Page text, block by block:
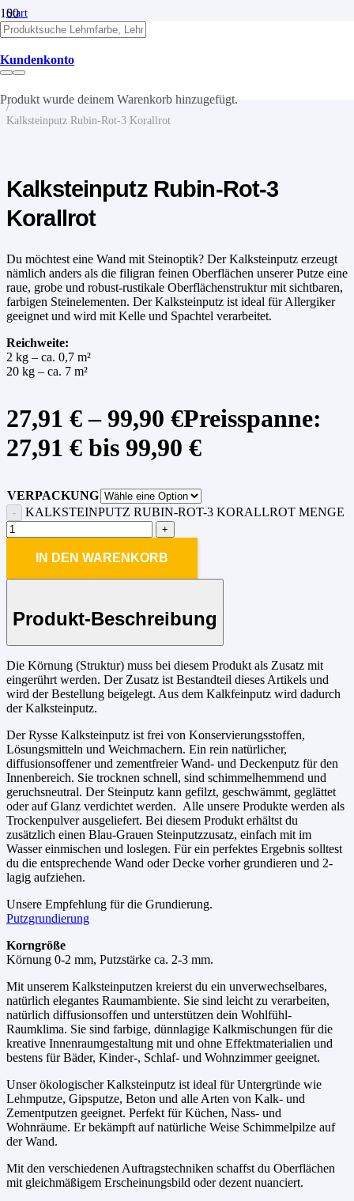
Kundenkonto
Produkt wurde deinem Warenkorb hinzugefügt.
Start
/
Kalk
/
Kalkputze
Kalksteinputz
/
Kalksteinputz Rubin-Rot-3 Korallrot
Kalksteinputz Rubin-Rot-3
Korallrot
Du möchtest eine Wand mit Steinoptik? Der Kalksteinputz erzeugt
nämlich anders als die filigran feinen Oberflächen unserer Putze eine
raue, grobe und robust-rustikale Oberflächenstruktur mit sichtbaren,
farbigen Steinelementen. Der Kalksteinputz ist ideal für Allergiker
geeignet und wird mit Kelle und Spachtel verarbeitet.
Reichweite:
2 kg – ca. 0,7 m²
20 kg – ca. 7 m²
27,91 € –99,90 €Preisspanne:
27,91 € bis 99,90 €
VERPACKUNG
KALKSTEINPUTZ RUBIN-ROT-3 KORALLROT MENGE
IN DEN WARENKORB
Produkt-Beschreibung
Die Körnung (Struktur) muss bei diesem Produkt als Zusatz mit
eingerührt werden. Der Zusatz ist Bestandteil dieses Artikels und
wird der Bestellung beigelegt. Aus dem Kalkfeinputz wird dadurch
der Kalksteinputz.
Der Rysse Kalksteinputz ist frei von Konservierungsstoffen,
Lösungsmitteln und Weichmachern. Ein rein natürlicher,
diffusionsoffener und zementfreier Wand- und Deckenputz für den
Innenbereich. Sie trocknen schnell, sind schimmelhemmend und
geruchsneutral. Der Steinputz kann gefilzt, geschwämmt, geglättet
oder auf Glanz verdichtet werden. Alle unsere Produkte werden als
Trockenpulver ausgeliefert. Bei diesem Produkt erhältst du
zusätzlich einen Blau-Grauen Steinputzzusatz, einfach mit im
Wasser einmischen und loslegen. Für ein perfektes Ergebnis solltest
du die entsprechende Wand oder Decke vorher grundieren und 2-
lagig aufziehen.
Unsere Empfehlung für die Grundierung.
Putzgrundierung
Korngröße
Körnung 0-2 mm, Putzstärke ca. 2-3 mm.
Mit unserem Kalksteinputzen kreierst du ein unverwechselbares,
natürlich elegantes Raumambiente. Sie sind leicht zu verarbeiten,
natürlich diffusionsoffen und unterstützen dein Wohlfühl-
Raumklima. Sie sind farbige, dünnlagige Kalkmischungen für die
kreative Innenraumgestaltung mit und ohne Effektmaterialien und
bestens für Bäder, Kinder-, Schlaf- und Wohnzimmer geeignet.
Unser ökologischer Kalksteinputz ist ideal für Untergründe wie
Lehmputze, Gipsputze, Beton und alle Arten von Kalk- und
Zementputzen geeignet. Perfekt für Küchen, Nass- und
Wohnräume. Er bekämpft auf natürliche Weise Schimmelpilze auf
der Wand.
Mit den verschiedenen Auftragstechniken schaffst du Oberflächen
mit gleichmäßigem Erscheinungsbild oder dezent nuanciert.